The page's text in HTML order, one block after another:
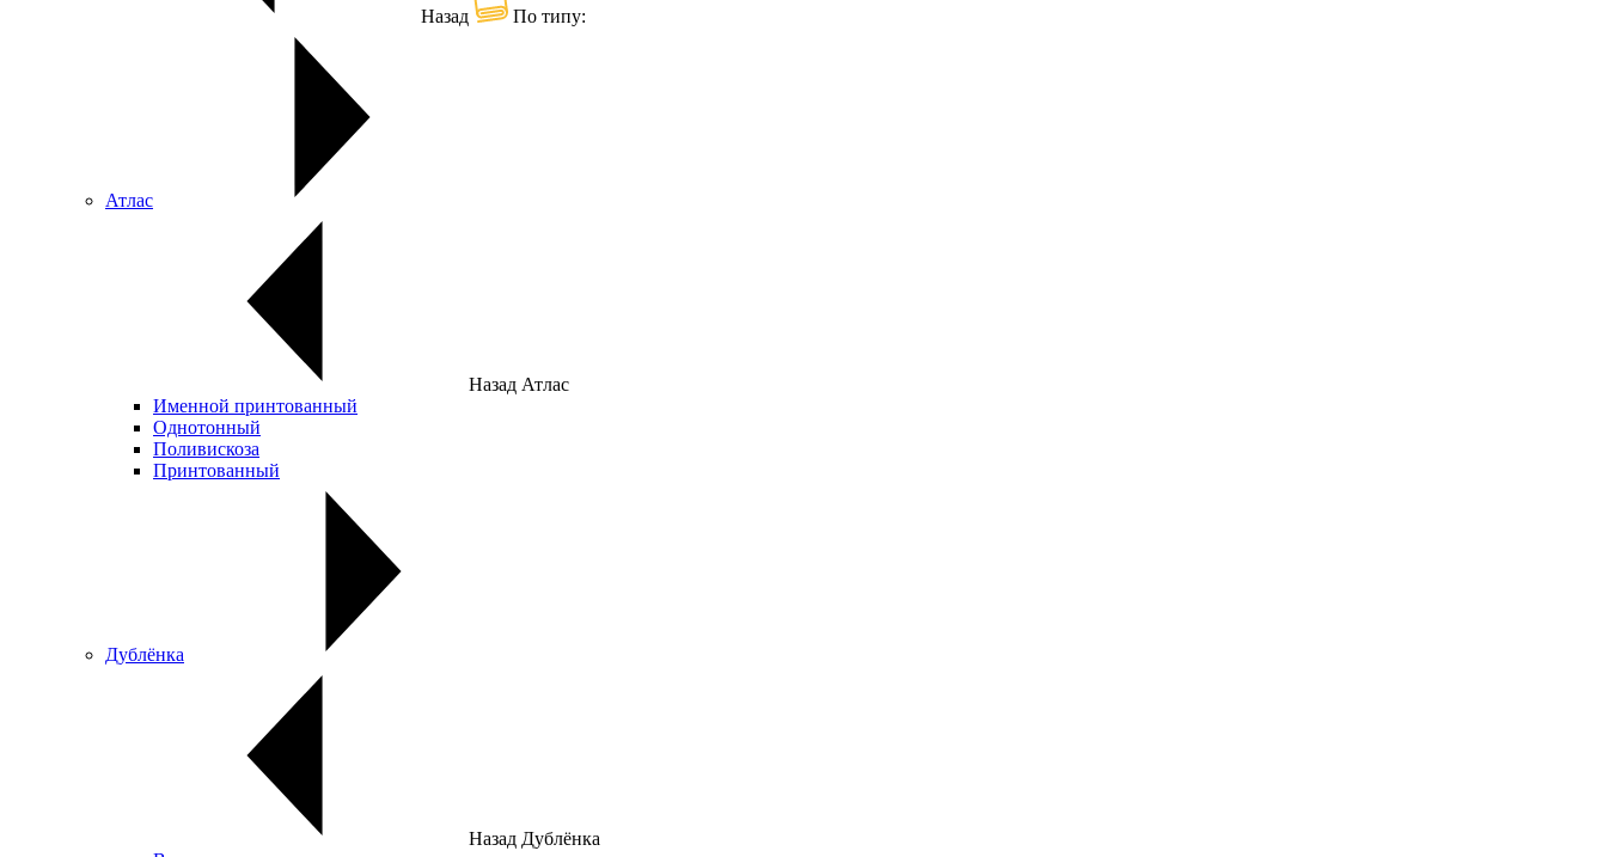
Назад По типу:
Атлас
Назад Атлас
Именной принтованный
Однотонный
Поливискоза
Принтованный
Дублёнка
Назад Дублёнка